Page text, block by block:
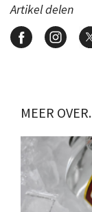
Artikel delen
MEER